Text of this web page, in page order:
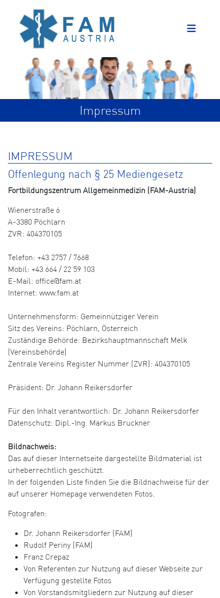
Impressum
IMPRESSUM
Offenlegung nach § 25 Mediengesetz
Fortbildungszentrum Allgemeinmedizin (FAM-Austria)
Wienerstraße 6
A-3380 Pöchlarn
ZVR: 404370105
Telefon: +43 2757 / 7668
Mobil: +43 664 / 22 59 103
E-Mail: office@fam.at
Internet: www.fam.at
Unternehmensform: Gemeinnütziger Verein
Sitz des Vereins: Pöchlarn, Österreich
Zuständige Behörde: Bezirkshauptmannschaft Melk
(Vereinsbehörde)
Zentrale Vereins Register Nummer (ZVR): 404370105
Präsident: Dr. Johann Reikersdorfer
Für den Inhalt verantwortlich: Dr. Johann Reikersdorfer
Datenschutz: Dipl.-Ing. Markus Bruckner
Bildnachweis:
Das auf dieser Internetseite dargestellte Bildmaterial ist
urheberrechtlich geschützt.
In der folgenden Liste finden Sie die Bildnachweise für der
auf unserer Homepage verwendeten Fotos.
Fotografen:
Dr. Johann Reikersdorfer (FAM)
Rudolf Periny (FAM)
Franz Crepaz
Von Referenten zur Nutzung auf dieser Webseite zur
Verfügung gestellte Fotos
Von Vorstandsmitgliedern zur Nutzung auf dieser